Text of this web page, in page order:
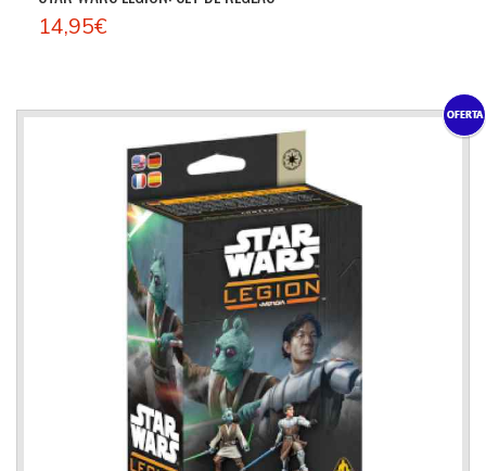
14,95€